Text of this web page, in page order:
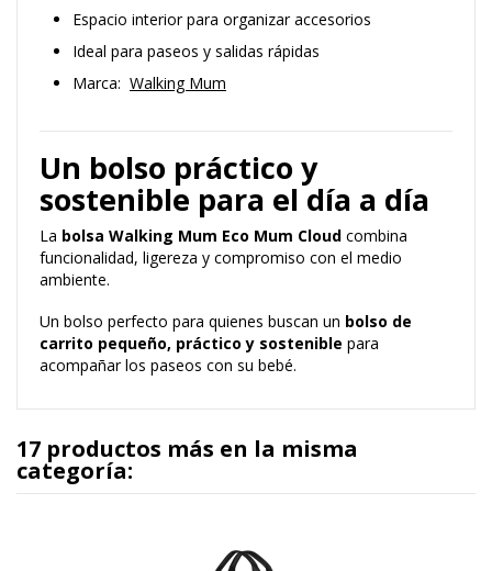
Espacio interior para organizar accesorios
Ideal para paseos y salidas rápidas
Marca: Walking Mum
Un bolso práctico y
sostenible para el día a día
La bolsa Walking Mum Eco Mum Cloud combina
funcionalidad, ligereza y compromiso con el medio
ambiente.
Un bolso perfecto para quienes buscan un bolso de
carrito pequeño, práctico y sostenible para
acompañar los paseos con su bebé.
17 productos más en la misma
categoría: